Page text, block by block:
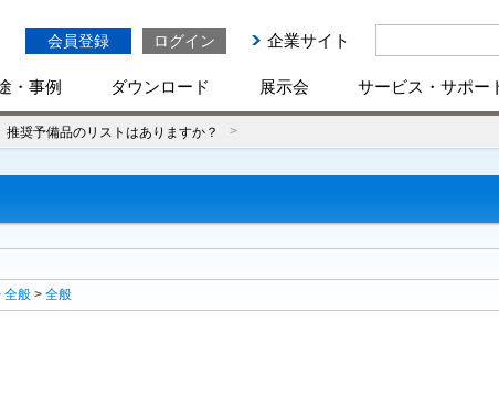
会員登録 ログイン 企業サイト
・事例 ダウンロード 展示会 サービス・サポー
推奨予備品のリストはありますか？
全般 > 全般